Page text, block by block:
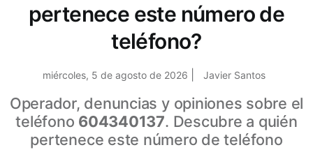
pertenece este número de
teléfono?
miércoles, 5 de agosto de 2026 Javier Santos
Operador, denuncias y opiniones sobre el
teléfono 604340137. Descubre a quién
pertenece este número de teléfono